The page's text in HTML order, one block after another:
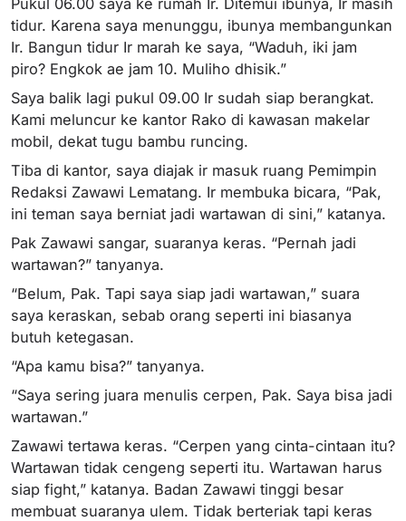
tidur. Karena saya menunggu, ibunya membangunkan
Ir. Bangun tidur Ir marah ke saya, “Waduh, iki jam
piro? Engkok ae jam 10. Muliho dhisik.”
Saya balik lagi pukul 09.00 Ir sudah siap berangkat.
Kami meluncur ke kantor Rako di kawasan makelar
mobil, dekat tugu bambu runcing.
Tiba di kantor, saya diajak ir masuk ruang Pemimpin
Redaksi Zawawi Lematang. Ir membuka bicara, “Pak,
ini teman saya berniat jadi wartawan di sini,” katanya.
Pak Zawawi sangar, suaranya keras. “Pernah jadi
wartawan?” tanyanya.
“Belum, Pak. Tapi saya siap jadi wartawan,” suara
saya keraskan, sebab orang seperti ini biasanya
butuh ketegasan.
“Apa kamu bisa?” tanyanya.
“Saya sering juara menulis cerpen, Pak. Saya bisa jadi
wartawan.”
Zawawi tertawa keras. “Cerpen yang cinta-cintaan itu?
Wartawan tidak cengeng seperti itu. Wartawan harus
siap fight,” katanya. Badan Zawawi tinggi besar
membuat suaranya ulem. Tidak berteriak tapi keras